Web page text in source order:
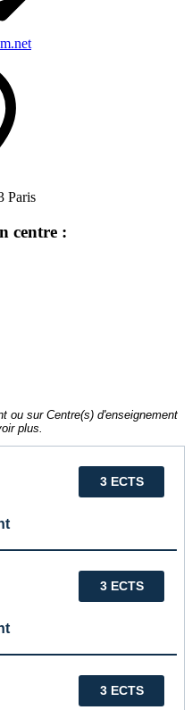
Paris
centre :
ou sur Centre(s) d'enseignement
plus.
3 ECTS
3 ECTS
3 ECTS